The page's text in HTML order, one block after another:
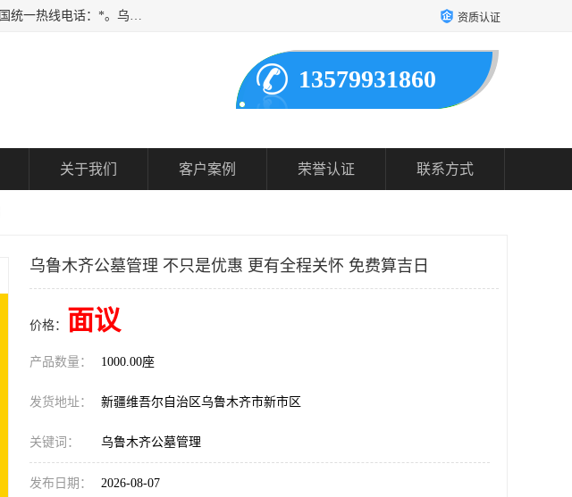
乌鲁木齐福寿家园商务咨询服务有限公司从事：殡葬服务、福寿园、公墓、墓地、迁坟服务等服务，全国统一热线电话：*。乌鲁木齐福寿家园商务咨询服务有限公司提供多种一条龙服务套餐，满足各阶层的实际需求。实实在在做到省心、省力、省钱。 资质认证
13579931860
关于我们 客户案例 荣誉认证 联系方式
乌鲁木齐公墓管理 不只是优惠 更有全程关怀 免费算吉日
价格： 面议
产品数量： 1000.00座
发货地址： 新疆维吾尔自治区乌鲁木齐市新市区
关键词： 乌鲁木齐公墓管理
发布日期： 2026-08-07